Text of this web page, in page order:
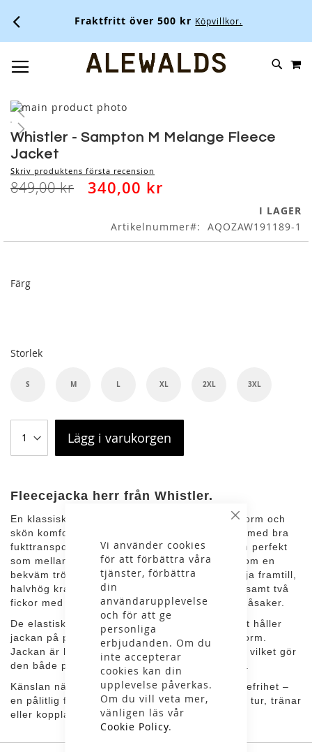
Stäng
Vi använder cookies
för att förbättra våra
tjänster, förbättra
din
användarupplevelse
och för att ge
personliga
erbjudanden. Om du
inte accepterar
cookies kan din
upplevelse påverkas.
Om du vill veta mer,
vänligen läs vår
Cookie Policy.
Fraktfritt över 500 kr Köpvillkor.
SKIP
Skip
to
the
end
of
the
images
Skip
to
the
beginning
of
the
Whistler - Sampton M Melange Fleece
Jacket
Skriv produktens första recension
849,00 kr 340,00 kr
I LAGER
Artikelnummer
AQOZAW191189-1
Färg
Storlek
S M L XL 2XL 3XL
Lägg i varukorgen
Fleecejacka herr från Whistler.
En klassisk fleecejacka för herr med rak passform och
skön komfort. Tillverkad i mjukt fleecematerial med bra
fukttransporterande egenskaper, vilket gör den perfekt
som mellanlager vid utomhusaktiviteter eller som en
bekväm tröja till vardags. Den har hel dragkedja framtill,
halvhög krage som skyddar mot kyliga vindar, samt två
fickor med dragkedja för säker förvaring av småsaker.
De elastiska muddarna i ärmslut och nederkant håller
jackan på plats och bidrar till en följsam passform.
Jackan är lätt att sköta och kan maskintvättas, vilket gör
den både praktisk och mångsidig i användning.
Känslan när du bär jackan är värme och rörelsefrihet –
en pålitlig följeslagare oavsett om du är ute på tur, tränar
eller kopplar av hemma.